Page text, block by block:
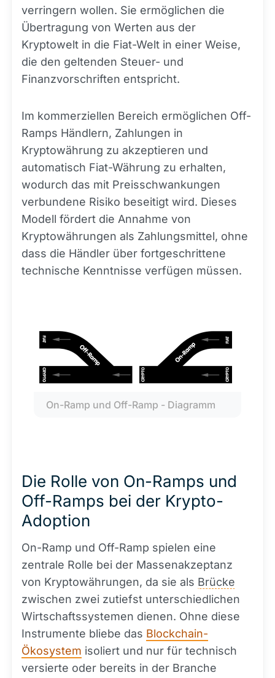
verringern wollen. Sie ermöglichen die
Übertragung von Werten aus der
Kryptowelt in die Fiat-Welt in einer Weise,
die den geltenden Steuer- und
Finanzvorschriften entspricht.
Im kommerziellen Bereich ermöglichen Off-
Ramps Händlern, Zahlungen in
Kryptowährung zu akzeptieren und
automatisch Fiat-Währung zu erhalten,
wodurch das mit Preisschwankungen
verbundene Risiko beseitigt wird. Dieses
Modell fördert die Annahme von
Kryptowährungen als Zahlungsmittel, ohne
dass die Händler über fortgeschrittene
technische Kenntnisse verfügen müssen.
On-Ramp und Off-Ramp - Diagramm
Die Rolle von On-Ramps und
Off-Ramps bei der Krypto-
Adoption
On-Ramp und Off-Ramp spielen eine
zentrale Rolle bei der Massenakzeptanz
von Kryptowährungen, da sie als Brücke
zwischen zwei zutiefst unterschiedlichen
Wirtschaftssystemen dienen. Ohne diese
Instrumente bliebe das Blockchain-
Ökosystem isoliert und nur für technisch
versierte oder bereits in der Branche